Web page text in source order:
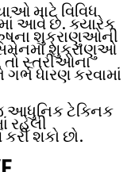
માટે વિવિધ
આવે છે. ક્યારેક
શુક્રાણુઓની
શુક્રાણુઓ
સ્ત્રીઓના
ધારણ કરવામાં
આધુનિક ટેક્નિક
રહેલી
શકો છો.